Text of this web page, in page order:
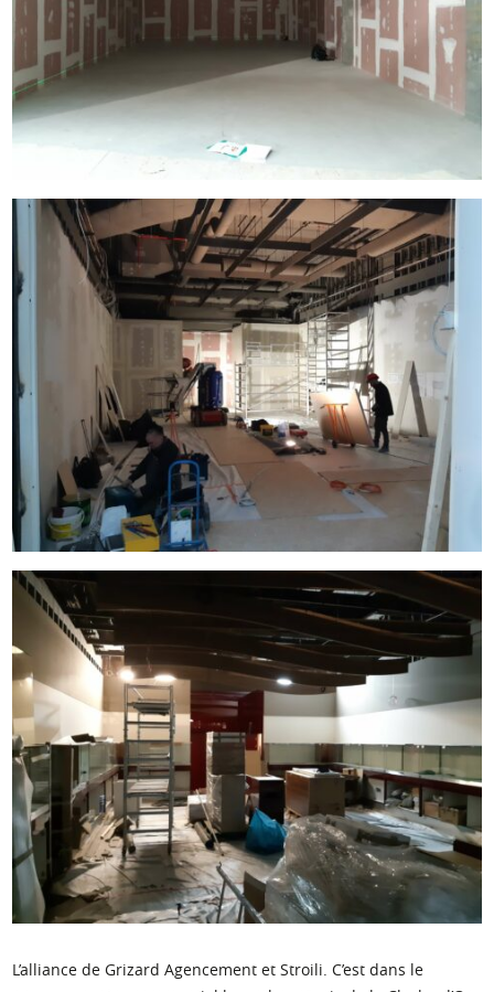
L’alliance de Grizard Agencement et Stroili. C’est dans le